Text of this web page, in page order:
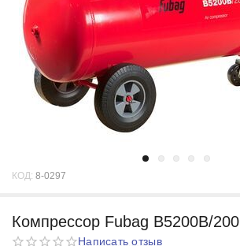
КОД: 8-0297
Компрессор Fubag B5200B/
Написать отзыв